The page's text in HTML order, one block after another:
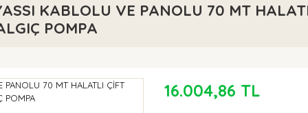
KABLOLU VE PANOLU 70 MT
POMPA
16.004,86 TL